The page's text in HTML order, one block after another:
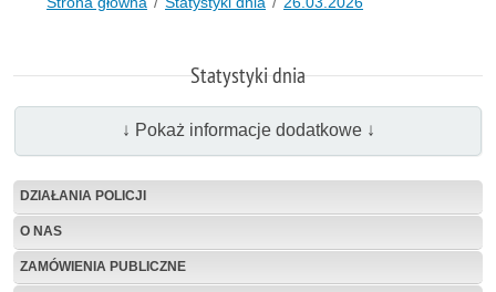
Statystyki dnia
↓ Pokaż informacje dodatkowe ↓
DZIAŁANIA POLICJI
O NAS
ZAMÓWIENIA PUBLICZNE